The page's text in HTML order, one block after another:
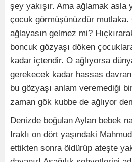
şey yakışır. Ama ağlamak asla
çocuk görmüşünüzdür
ağlayasın gelmez mi?
boncuk gözyaşı döken
kadar içtendir. O ağlıyorsa
gerekecek kadar hassas
bu gözyaşı anlam veremediği
zaman gök kubbe de ağlıyor
Denizde boğulan Aylan bebek
Iraklı on dört yaşındaki
ettikten sonra öldürüp ateşte